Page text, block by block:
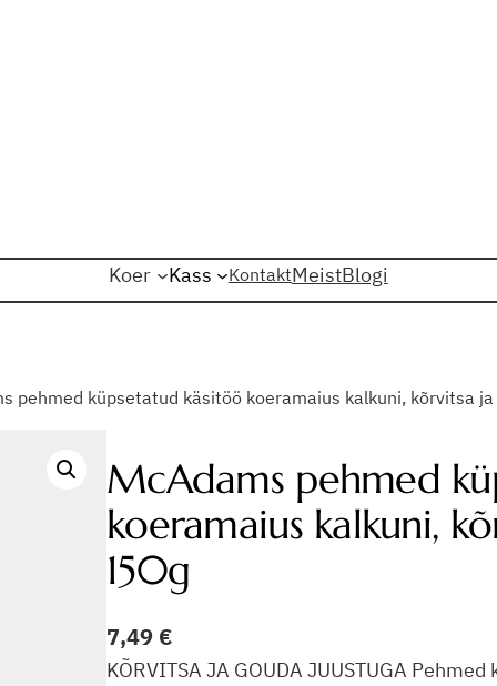
Koer Kass KontaktMeistBlogi
pehmed küpsetatud käsitöö koeramaius kalkuni, kõrvitsa
McAdams pehmed
koeramaius kalkuni,
150g
7,49 €
KÕRVITSA JA GOUDA JUUSTUGA